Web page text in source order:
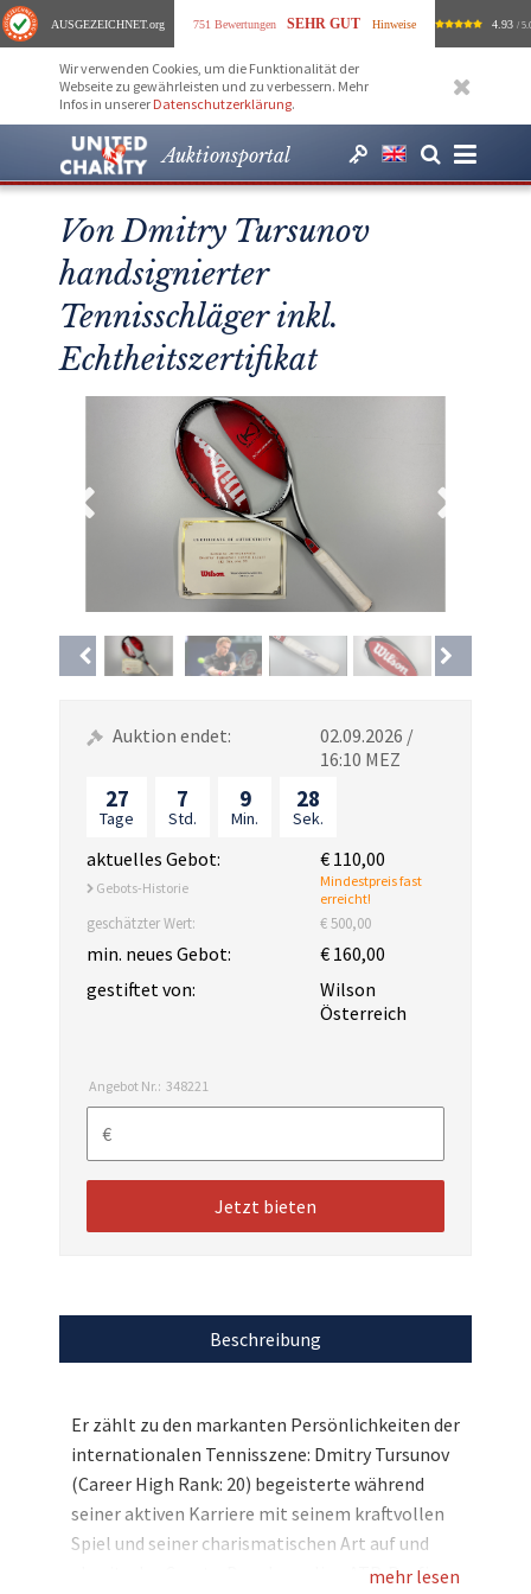
AUSGEZEICHNET.org 751 Bewertungen SEHR GUT Hinweise 4.93 /
Wir verwenden Cookies, um die Funktionalität der
Webseite zu gewährleisten und zu verbessern. Mehr
Infos in unserer Datenschutzerklärung.
Auktionsportal
Von Dmitry Tursunov
handsignierter
Tennisschläger inkl.
Echtheitszertifikat
Auktion endet:
02.09.2026 /
16:10 MEZ
27
Tage
7
Std.
9
Min.
28
Sek.
aktuelles Gebot: € 110,00
Gebots-Historie
Mindestpreis fast
erreicht!
geschätzter Wert: € 500,00
min. neues Gebot:
€ 160,00
gestiftet von:
Wilson
Österreich
Angebot Nr.: 348221
Jetzt bieten
Beschreibung
Er zählt zu den markanten Persönlichkeiten der
internationalen Tennisszene: Dmitry Tursunov
(Career High Rank: 20) begeisterte während
seiner aktiven Karriere mit seinem kraftvollen
Spiel und seiner charismatischen Art auf und
abseits des Courts. Der ehemalige ATP-Profi
mehr lesen